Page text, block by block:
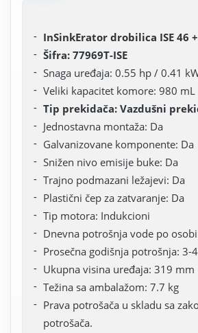
InSinkErator drobilica ISE 46 +
Šifra: 77969T-ISE
Snaga uređaja: 0.55 hp / 0.41
Veliki kapacitet komore: 980 mL
Tip prekidača: Vazdušni
Jednostavna montaža: Da
Galvanizovane komponente: Da
Snižen nivo emisije buke: Da
Trajno podmazani ležajevi: Da
Plastični čep za zatvaranje: Da
Tip motora: Indukcioni
Dnevna potrošnja vode po
Prosečna godišnja potrošnja: 3-
Ukupna visina uređaja: 319 mm
Težina sa ambalažom: 7.7 kg
Prava potrošača u skladu sa
potrošača.